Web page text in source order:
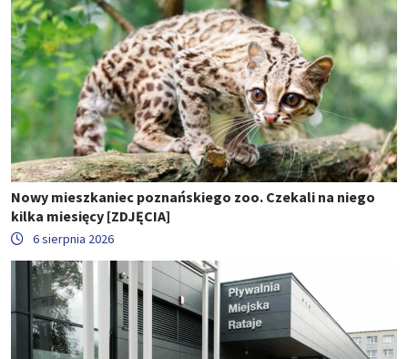
Nowy mieszkaniec poznańskiego zoo. Czekali na niego
kilka miesięcy [ZDJĘCIA]
6 sierpnia 2026